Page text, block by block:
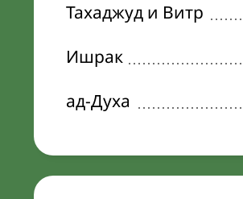
Тахаджуд и Витр
Ишрак
ад-Духа